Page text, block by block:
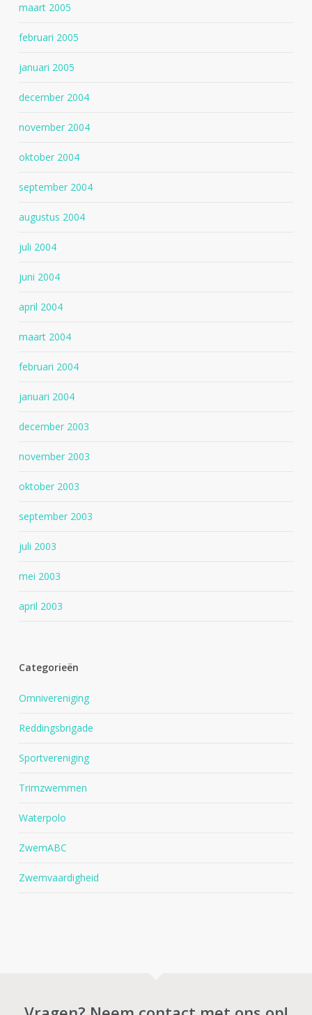
maart 2005
februari 2005
januari 2005
december 2004
november 2004
oktober 2004
september 2004
augustus 2004
juli 2004
juni 2004
april 2004
maart 2004
februari 2004
januari 2004
december 2003
november 2003
oktober 2003
september 2003
juli 2003
mei 2003
april 2003
Categorieën
Omnivereniging
Reddingsbrigade
Sportvereniging
Trimzwemmen
Waterpolo
ZwemABC
Zwemvaardigheid